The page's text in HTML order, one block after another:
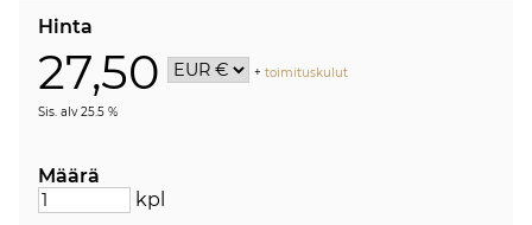
Hinta
27,50 +toimituskulut
Sis. alv 25.5 %
Määrä
kpl